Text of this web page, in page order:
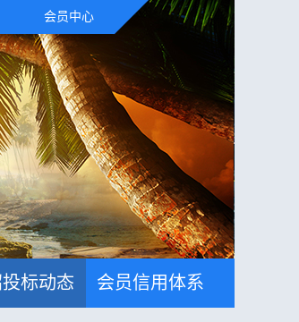
会员中心
标动态 会员信用体系